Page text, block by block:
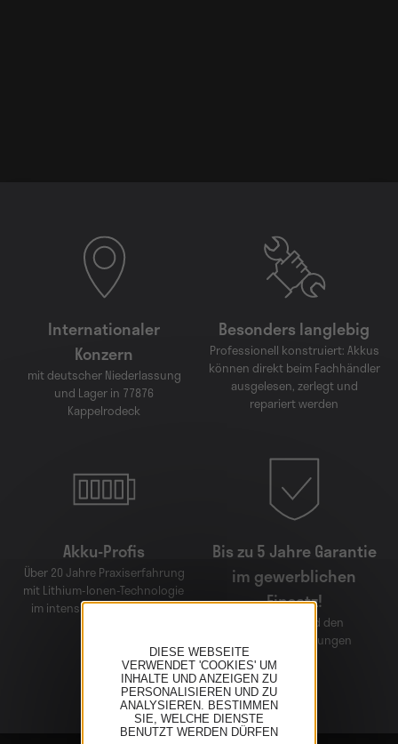
DIESE WEBSEITE
VERWENDET 'COOKIES' UM
INHALTE UND ANZEIGEN ZU
PERSONALISIEREN UND ZU
ANALYSIEREN. BESTIMMEN
SIE, WELCHE DIENSTE
BENUTZT WERDEN DÜRFEN
Internationaler
Konzern
mit deutscher Niederlassung
und Lager in 77876
Kappelrodeck
Akku-Profis
Über 20 Jahre Praxiserfahrung
mit Lithium-Ionen-Technologie
im intensiven gewerblichen
Besonders langlebig
Professionell konstruiert: Akkus
können direkt beim Fachhändler
ausgelesen, zerlegt und
repariert werden
Bis zu 5 Jahre Garantie
im gewerblichen
Einsatz!
entsprechend den
Garantiebedingungen